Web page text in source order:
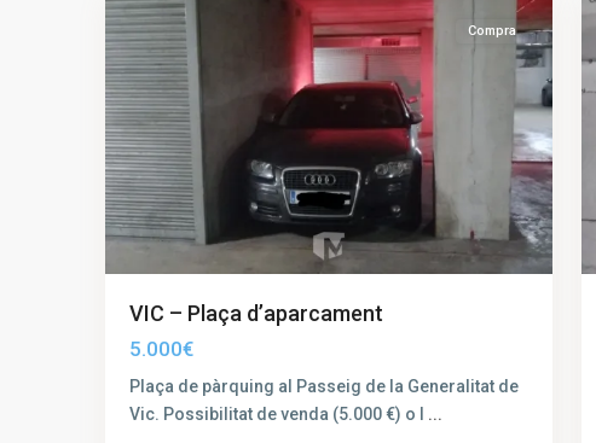
Compra
VIC – Plaça d’aparcament
5.000€
Plaça de pàrquing al Passeig de la Generalitat de
Vic. Possibilitat de venda (5.000 €) o l ...